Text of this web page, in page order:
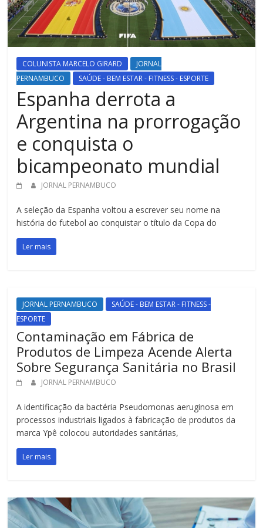
COLUNISTA MARCELO GIRARD
JORNAL
PERNAMBUCO
SAÚDE - BEM ESTAR - FITNESS - ESPORTE
Espanha derrota a
Argentina na prorrogação
e conquista o
bicampeonato mundial
JORNAL PERNAMBUCO
A seleção da Espanha voltou a escrever seu nome na
história do futebol ao conquistar o título da Copa do
Ler mais
JORNAL PERNAMBUCO
SAÚDE - BEM ESTAR - FITNESS -
ESPORTE
Contaminação em Fábrica de
Produtos de Limpeza Acende Alerta
Sobre Segurança Sanitária no Brasil
JORNAL PERNAMBUCO
A identificação da bactéria Pseudomonas aeruginosa em
processos industriais ligados à fabricação de produtos da
marca Ypê colocou autoridades sanitárias,
Ler mais